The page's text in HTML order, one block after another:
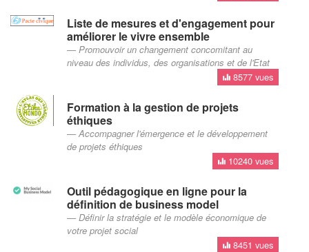
Liste de mesures et d'engagement pour
améliorer le vivre ensemble
Promouvoir un changement concomitant au
niveau des individus, des organisations et de l'Etat
8577 vues
Formation à la gestion de projets
éthiques
Accompagner l'émergence et le développement
de projets éthiques
10240 vues
Outil pédagogique en ligne pour la
définition de business model
Définir la stratégie et le modèle économique de
votre projet social
8451 vues